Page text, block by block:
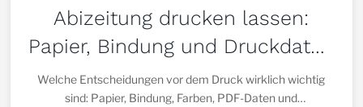
Abizeitung drucken lassen:
Papier, Bindung und Druckdaten
richtig entscheiden
Welche Entscheidungen vor dem Druck wirklich wichtig
sind: Papier, Bindung, Farben, PDF-Daten und